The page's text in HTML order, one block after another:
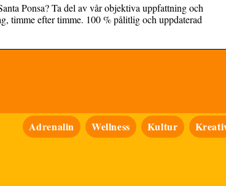
Ponsa? Ta del av vår objektiva uppfattning och
timme efter timme. 100 % pålitlig och uppdaterad
Adrenalin Wellness Kultur